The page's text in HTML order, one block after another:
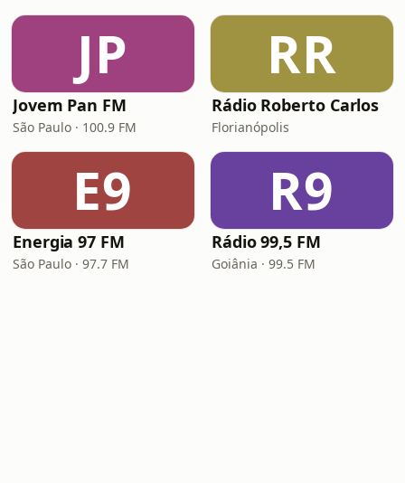
JP
Jovem Pan FM
São Paulo · 100.9 FM
RR
Rádio Roberto Carlos
Florianópolis
E9
Energia 97 FM
São Paulo · 97.7 FM
R9
Rádio 99,5 FM
Goiânia · 99.5 FM